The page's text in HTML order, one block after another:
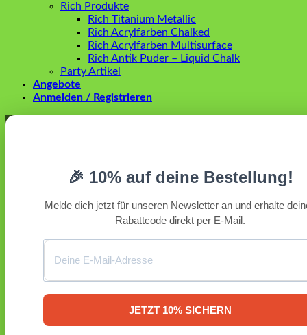
Rich Produkte
Rich Titanium Metallic
Rich Acrylfarben Chalked
Rich Acrylfarben Multisurface
Rich Antik Puder – Liquid Chalk
Party Artikel
Angebote
Anmelden / Registrieren
🎉 10% auf deine Bestellung!
Melde dich jetzt für unseren Newsletter an und erhalte
Rabattcode direkt per E-Mail.
JETZT 10% SICHERN
Anmelden
Angemeldet bleiben Anmelden
Registrieren
Erforderlich